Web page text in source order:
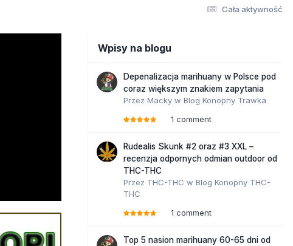
Cała aktywność
Wpisy na blogu
Depenalizacja marihuany w Polsce pod
coraz większym znakiem zapytania
Przez Macky w Blog Konopny Trawka
1 comment
Rudealis Skunk #2 oraz #3 XXL –
recenzja odpornych odmian outdoor od
THC-THC
Przez THC-THC w Blog Konopny THC-
THC
1 comment
Top 5 nasion marihuany 60-65 dni od